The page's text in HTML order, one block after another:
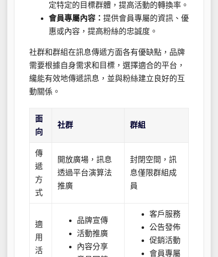
定特定的目標群體，提高活動的轉換率。
會員專屬內容： 提供會員專屬的資訊、優
惠或內容，提高粉絲的忠誠度。
社群和群組在訊息傳遞方面各有優缺點，品牌
需要根據自身需求和目標，選擇適合的平台，
纔能有效地傳遞訊息，並與粉絲建立良好的互
動關係。
面
向
社群 群組
傳
遞
方
式
開放廣場，訊息
透過平台演算法
推廣
封閉空間，訊
息僅限群組成
員
適
用
活
品牌宣傳
活動推廣
內容分享
客戶服務
公告發佈
促銷活動
會員專屬